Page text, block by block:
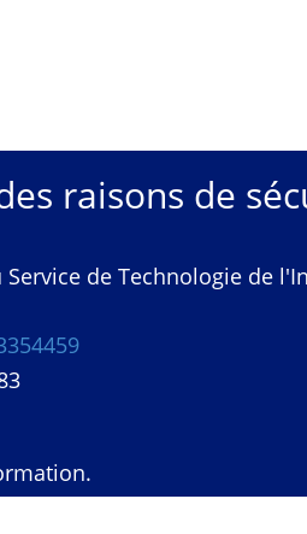
raisons de
de Technologie de